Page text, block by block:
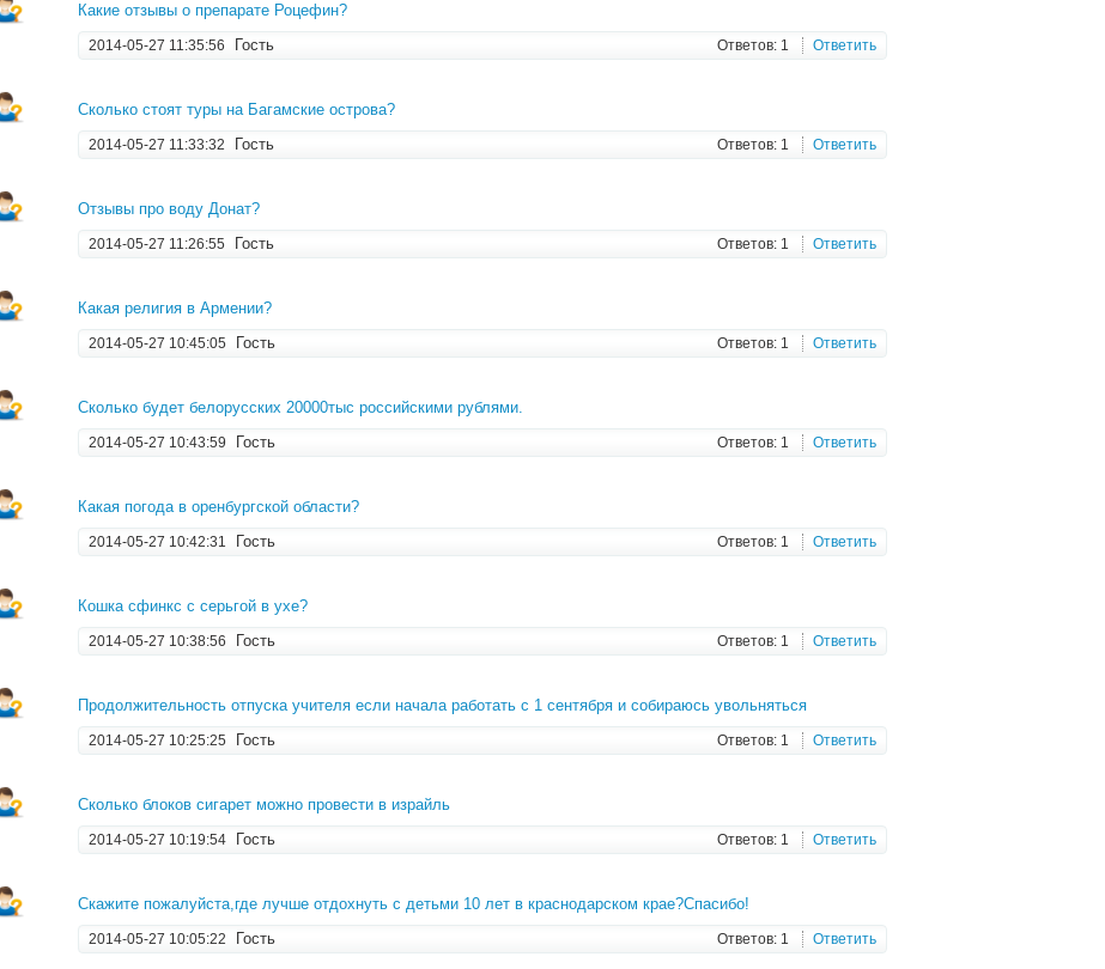
Какие отзывы о препарате Роцефин?
2014-05-27 11:35:56 Гость Ответов: 1 Ответить
Сколько стоят туры на Багамские острова?
2014-05-27 11:33:32 Гость Ответов: 1 Ответить
Отзывы про воду Донат?
2014-05-27 11:26:55 Гость Ответов: 1 Ответить
Какая религия в Армении?
2014-05-27 10:45:05 Гость Ответов: 1 Ответить
Сколько будет белорусских 20000тыс российскими рублями.
2014-05-27 10:43:59 Гость Ответов: 1 Ответить
Какая погода в оренбургской области?
2014-05-27 10:42:31 Гость Ответов: 1 Ответить
Кошка сфинкс с серьгой в ухе?
2014-05-27 10:38:56 Гость Ответов: 1 Ответить
Продолжительность отпуска учителя если начала работать с 1 сентября и собираюсь увольняться
2014-05-27 10:25:25 Гость Ответов: 1 Ответить
Сколько блоков сигарет можно провести в израйль
2014-05-27 10:19:54 Гость Ответов: 1 Ответить
Скажите пожалуйста,где лучше отдохнуть с детьми 10 лет в краснодарском крае?Спасибо!
2014-05-27 10:05:22 Гость Ответов: 1 Ответить